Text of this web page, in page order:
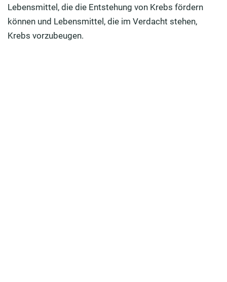
Fazit: Es gibt Lebensmittel, die das Krebsrisiko
senken können
Lebensmittel, die die Entstehung von Krebs fördern
können und Lebensmittel, die im Verdacht stehen,
Krebs vorzubeugen.